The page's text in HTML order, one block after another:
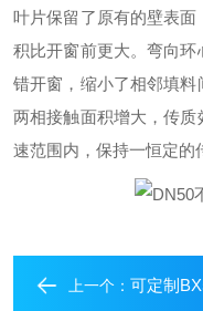
叶片保留了原有的壁表
积比开窗前更大。弯向
错开窗，缩小了相邻填料
两相接触面积增大，传
速范围内，保持一恒定的
上一个： 可定制